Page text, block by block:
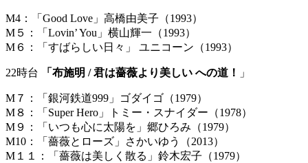
M4：「Good Love」高橋由美子（1993）
M５：「Lovin’ You」横山輝一（1993）
M６：「すばらしい日々」 ユニコーン（1993）
22時台 「布施明 / 君は薔薇より美しい への道！ 」
M７：「銀河鉄道999」ゴダイゴ（1979）
M８：「Super Hero」トミー・スナイダー（1978）
M９：「いつも心に太陽を」郷ひろみ（1979）
M10：「薔薇とローズ」さかいゆう（2013）
M１１：「薔薇は美しく散る」鈴木宏子（1979）